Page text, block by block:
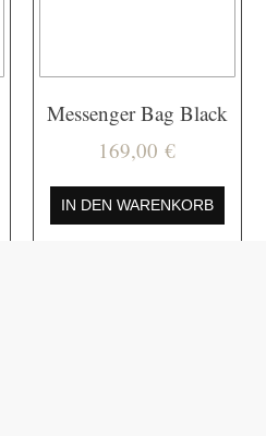
Messenger Bag Black
169,00€
IN DEN WARENKORB